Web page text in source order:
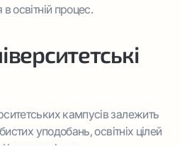
освітній процес.
кампусів залежить
уподобань, освітніх цілей